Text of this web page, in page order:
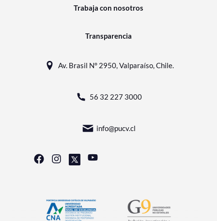
Trabaja con nosotros
Transparencia
Av. Brasil N° 2950, Valparaíso, Chile.
56 32 227 3000
info@pucv.cl